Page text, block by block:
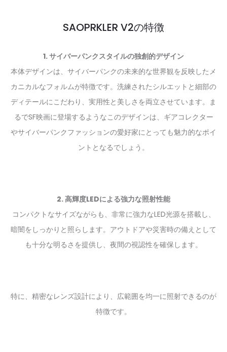
SAOPRKLER V2の特徴
1. サイバーパンクスタイルの独創的デザイン
本体デザインは、サイバーパンクの未来的な世界観を反映したメ
カニカルなフォルムが特徴です。洗練されたシルエットと細部の
ディテールにこだわり、実用性と美しさを両立させています。ま
るでSF映画に登場するようなこのデザインは、ギアコレクター
やサイバーパンクファッションの愛好家にとっても魅力的なポイ
ントとなるでしょう。
2. 高輝度LEDによる強力な照射性能
コンパクトなサイズながらも、非常に強力なLED光源を搭載し、
暗闇をしっかりと照らします。アウトドアや災害時の備えとして
も十分な明るさを提供し、夜間の視認性を確保します。
特に、精密なレンズ設計により、広範囲を均一に照射できるのが
特徴です。